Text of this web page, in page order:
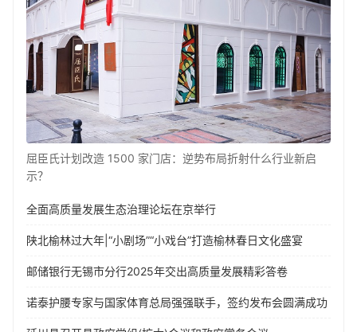
屈臣氏计划改造 1500 家门店：逆势布局折射什么行业新启
示？
全面高质量发展生态治理论坛在京举行
陕北榆林过大年|“小剧场”“小戏台”打造榆林春日文化盛宴
邮储银行无锡市分行2025年交出高质量发展精彩答卷
诺泰护腰专家与国家体育总局强强联手，签约发布会圆满成功